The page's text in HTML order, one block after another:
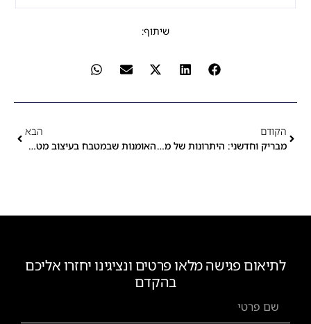
שיתוף:
הקודם
מבריק וחדשני: היתרונות של מטבח אקרילי
הבא
האומנות שבמטבח בעיצוב מטבחי יוקרה
לתיאום פגישה מלאו פרטים ונציגינו יחזרו אליכם
בהקדם